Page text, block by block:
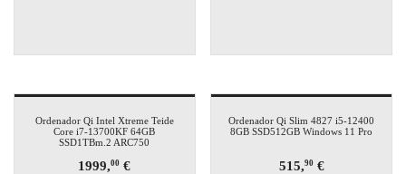
Ordenador Qi Intel Xtreme Teide
Core i7-13700KF 64GB
SSD1TBm.2 ARC750
1999,00 €
Ordenador Qi Slim 4827 i5-12400
8GB SSD512GB Windows 11 Pro
515,90€